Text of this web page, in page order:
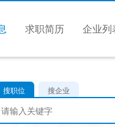
求职简历 企业列
搜职位 搜企业